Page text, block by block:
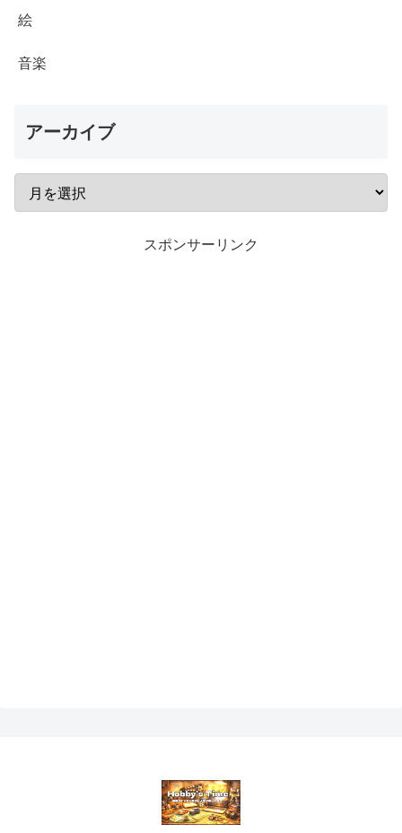
絵
音楽
アーカイブ
スポンサーリンク